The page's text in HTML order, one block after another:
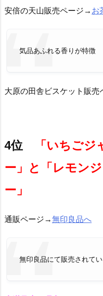
安倍の天山販売ページ→ お
気品あふれる香りが特徴
大原の田舎ビスケット販
4位
「いちご
ー」と「レモン
ー」
通販ページ→無印良品へ
無印良品にて販売されて